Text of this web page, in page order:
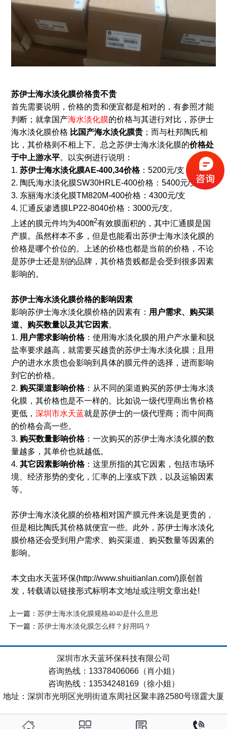
苏伊士海水淡化膜价格贵不贵
首先需要说明，价格的贵和便宜都是相对的，有参照才能
判断；就拿国产海水淡化膜的价格与其进行对比，苏伊士
海水淡化膜价格 比国产海水淡化膜贵；而与杜邦陶氏相
比，其价格则不相上下。总之苏伊士海水淡化膜的价格处
于中上游水平。以实例进行说明：
1. 苏伊士海水淡化膜AE-400,34价格：5200元/支；
2. 陶氏海水淡化膜SW30HRLE-400价格：5400元/支；
3. 东丽海水淡化膜TM820M-400价格：4300元/支
4. 汇通反渗透膜LP22-8040价格：3000元/支。
上述的膜元件均为400ft2有效膜面积的，其中汇通膜是国
产膜。虽然样本不多，但是也能看出苏伊士海水淡化膜的
价格是哪个价位的。上述的价格也都是当前的价格，不论
是苏伊士还是别的品牌，其价格贵贱都是会受到很多因素
影响的。
苏伊士海水淡化膜价格的影响因素
影响苏伊士海水淡化膜价格的因素有： 用户需求、购买渠
道、购买数量以及其它因素。
1. 用户需求影响价格：使用海水淡化膜的用户产水量和脱
盐率要求越高，就需要买越贵的苏伊士海水淡化膜；且用
户的进水水质也会影响到具体的膜元件的选择，进而影响
到它的价格。
2. 购买渠道影响价格：从不同的渠道购买的苏伊士海水淡
化膜，其价格也是不一样的。比如说一级代理商出售价格
更低， 深圳市水天蓝就是苏伊士的一级代理商；而中间商
的价格会高一些。
3. 购买数量影响价格：一次购买的苏伊士海水淡化膜的数
量越多，其单价也就越低。
4. 其它因素影响价格：这里所指的其它因素，包括市场环
境、经济形势的变化，汇率的上涨或下跌，以及运输因素
等。
苏伊士海水淡化膜的价格相对国产膜元件来说是更贵的，
但是相比陶氏其价格就便宜一些。此外，苏伊士海水淡化
膜价格还会受到用户需求、购买渠道、购买数量等因素的
影响。
本文由水天蓝环保(http://www.shuitianlan.com/)原创首
发，转载请以链接形式标明本文地址或注明文章出处!
上一篇： 苏伊士海水淡化膜规格4040是什么意思
下一篇： 苏伊士海水淡化膜怎么样？好用吗？
深圳市水天蓝环保科技有限公司
咨询热线：13378406066（肖小姐）
咨询热线：13534248169（徐小姐）
地址：深圳市光明区光明街道东周社区聚丰路2580号璟霆大厦